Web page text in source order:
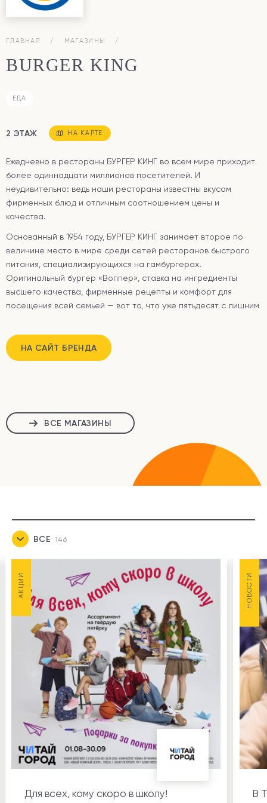
ГЛАВНАЯ МАГАЗИНЫ
BURGER KING
ЕДА
2 ЭТАЖ НА КАРТЕ
Ежедневно в рестораны БУРГЕР КИНГ во всем мире приходит
более одиннадцати миллионов посетителей. И
неудивительно: ведь наши рестораны известны вкусом
фирменных блюд и отличным соотношением цены и
качества.
Основанный в 1954 году, БУРГЕР КИНГ занимает второе по
величине место в мире среди сетей ресторанов быстрого
питания, специализирующихся на гамбургерах.
Оригинальный бургер «Воппер», ставка на ингредиенты
высшего качества, фирменные рецепты и комфорт для
посещения всей семьей — вот то, что уже пятьдесят с лишним
нашего бренда.
НА САЙТ БРЕНДА
ВСЕ МАГАЗИНЫ
ВСЕ 146
АКЦИИ
АКЦИИ
Для всех, кому скоро в школу!
НОВОСТИ
В